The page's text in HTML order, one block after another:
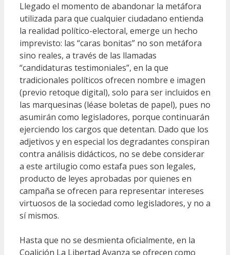
Llegado el momento de abandonar la metáfora
utilizada para que cualquier ciudadano entienda
la realidad político-electoral, emerge un hecho
imprevisto: las “caras bonitas” no son metáfora
sino reales, a través de las llamadas
“candidaturas testimoniales”, en la que
tradicionales políticos ofrecen nombre e imagen
(previo retoque digital), solo para ser incluidos en
las marquesinas (léase boletas de papel), pues no
asumirán como legisladores, porque continuarán
ejerciendo los cargos que detentan. Dado que los
adjetivos y en especial los degradantes conspiran
contra análisis didácticos, no se debe considerar
a este artilugio como estafa pues son legales,
producto de leyes aprobadas por quienes en
campaña se ofrecen para representar intereses
virtuosos de la sociedad como legisladores, y no a
sí mismos.
Hasta que no se desmienta oficialmente, en la
Coalición La Libertad Avanza se ofrecen como